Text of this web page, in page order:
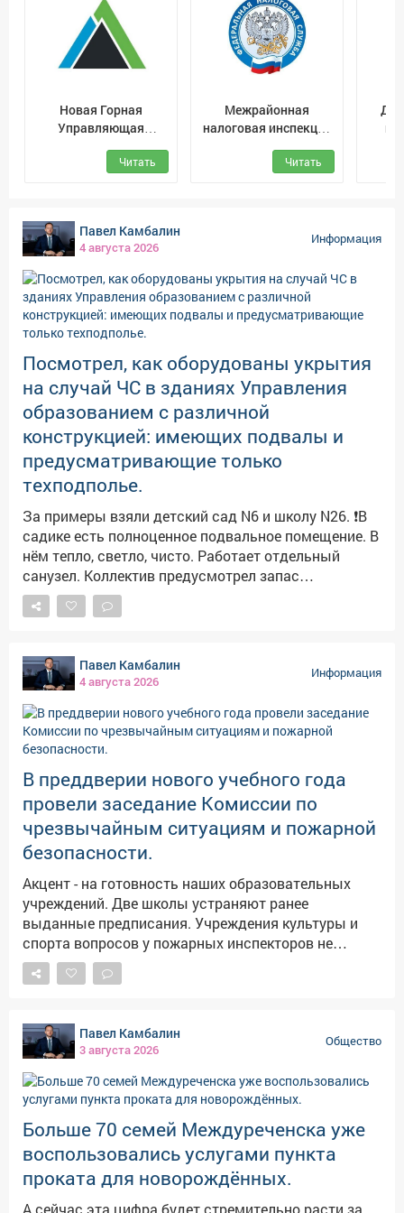
актовым и спортивным залами, уютной
библиотекой, классами для ИЗО и танцев. Совсем
скоро здесь начнется школьная жизнь.
Новая Горная
Управляющая
Компания
Читать
Межрайонная
налоговая инспекция
ФНС России № 8 г.
Междуреченск
Читать
Павел Камбалин
4 августа 2026
Информация
Посмотрел, как оборудованы укрытия
на случай ЧС в зданиях Управления
образованием с различной
конструкцией: имеющих подвалы и
предусматривающие только
техподполье.
За примеры взяли детский сад N6 и школу N26. ❗️В
садике есть полноценное подвальное помещение. В
нём тепло, светло, чисто. Работает отдельный
санузел. Коллектив предусмотрел запас
медикаментов, воды и продуктов долгого хранения.
Здесь могут укрыться не только дети и педагоги, но
внимание на указатели! ❗️Здание школы №26 как
раз не предусматривает подвал. Поэтому пункты
укрытия оборудовали в помещениях без окон с
несущими стенами. Такие места называем «остров
безопасности». Работу по оборудованию и
уточнению мест для укрытия продолжаем. Полный
список точек безопасности можно найти на карте
заглубленных и подземных помещений, пригодных
для укрытия, Кузбасса: https://clck.su/hEGfq
Павел Камбалин
4 августа 2026
Информация
В преддверии нового учебного года
провели заседание Комиссии по
чрезвычайным ситуациям и пожарной
безопасности.
Акцент - на готовность наших образовательных
учреждений. Две школы устраняют ранее
выданные предписания. Учреждения культуры и
спорта вопросов у пожарных инспекторов не
вызвали. Отдельно отработаем тему обустройства
пожарного пирса у лагеря «Ратник».
находящихся на балансе Водоканала и УБТС.
Заострили внимание на пожарных водоёмах в
поселках и садовых товариществах. Все замечания
от надзорных органов приняли к исполнению.
Павел Камбалин
3 августа 2026
Общество
Больше 70 семей Междуреченска уже
воспользовались услугами пункта
проката для новорождённых.
А сейчас эта цифра будет стремительно расти за